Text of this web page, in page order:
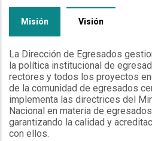
Misión Visión
La Dirección de Egresados
la política institucional de
rectores y todos los proyectos
de la comunidad de egresados
implementa las directrices del
Nacional en materia de
garantizando la calidad y
con ellos.